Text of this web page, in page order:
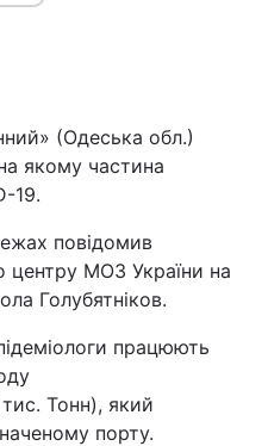
(Одеська обл.)
якому частина
19.
повідомив
центру МОЗ України на
Голубятніков.
працюють
Тонн), який
порту.